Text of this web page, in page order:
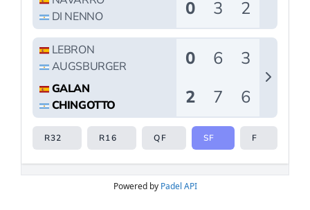
Powered by Padel API